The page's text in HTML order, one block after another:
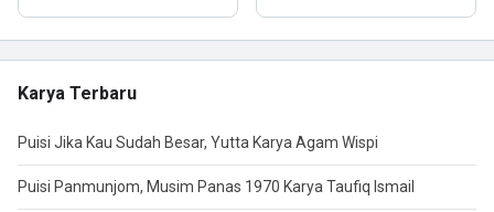
Karya Terbaru
Puisi Jika Kau Sudah Besar, Yutta Karya Agam Wispi
Puisi Panmunjom, Musim Panas 1970 Karya Taufiq Ismail